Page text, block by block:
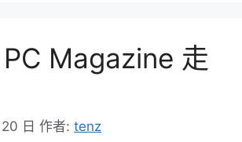
Magazine 走
日 作者: tenz